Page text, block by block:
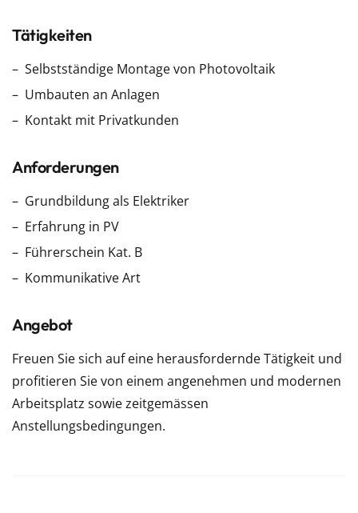
Tätigkeiten
Selbstständige Montage von Photovoltaik
Umbauten an Anlagen
Kontakt mit Privatkunden
Anforderungen
Grundbildung als Elektriker
Erfahrung in PV
Führerschein Kat. B
Kommunikative Art
Angebot
Freuen Sie sich auf eine herausfordernde Tätigkeit und
profitieren Sie von einem angenehmen und modernen
Arbeitsplatz sowie zeitgemässen
Anstellungsbedingungen.